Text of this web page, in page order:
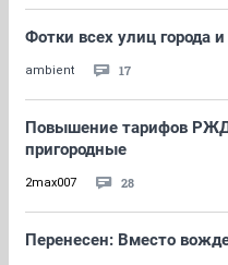
Фотки всех улиц города и
ambient 17
Повышение тарифов
пригородные
2max007 28
Перенесен: Вместо